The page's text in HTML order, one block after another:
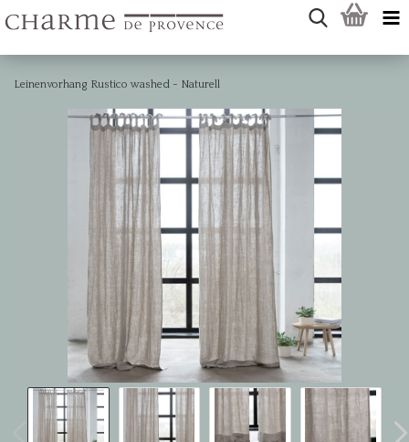
Leinenvorhang Rustico washed - Naturell